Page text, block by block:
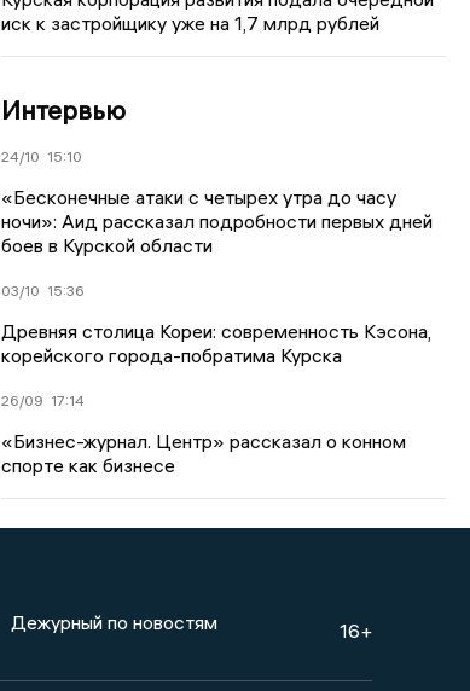
иск к застройщику уже на 1,7 млрд рублей
Интервью
24/10 15:10
«Бесконечные атаки с четырех утра до часу
ночи»: Аид рассказал подробности первых дней
боев в Курской области
03/10 15:36
Древняя столица Кореи: современность Кэсона,
корейского города-побратима Курска
26/09 17:14
«Бизнес-журнал. Центр» рассказал о конном
спорте как бизнесе
Дежурный по новостям 16+